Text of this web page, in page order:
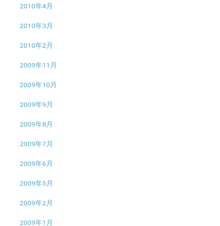
2010年4月
2010年3月
2010年2月
2009年11月
2009年10月
2009年9月
2009年8月
2009年7月
2009年6月
2009年5月
2009年2月
2009年1月